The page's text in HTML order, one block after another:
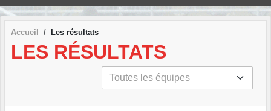
Accueil Les résultats
LES RÉSULTATS